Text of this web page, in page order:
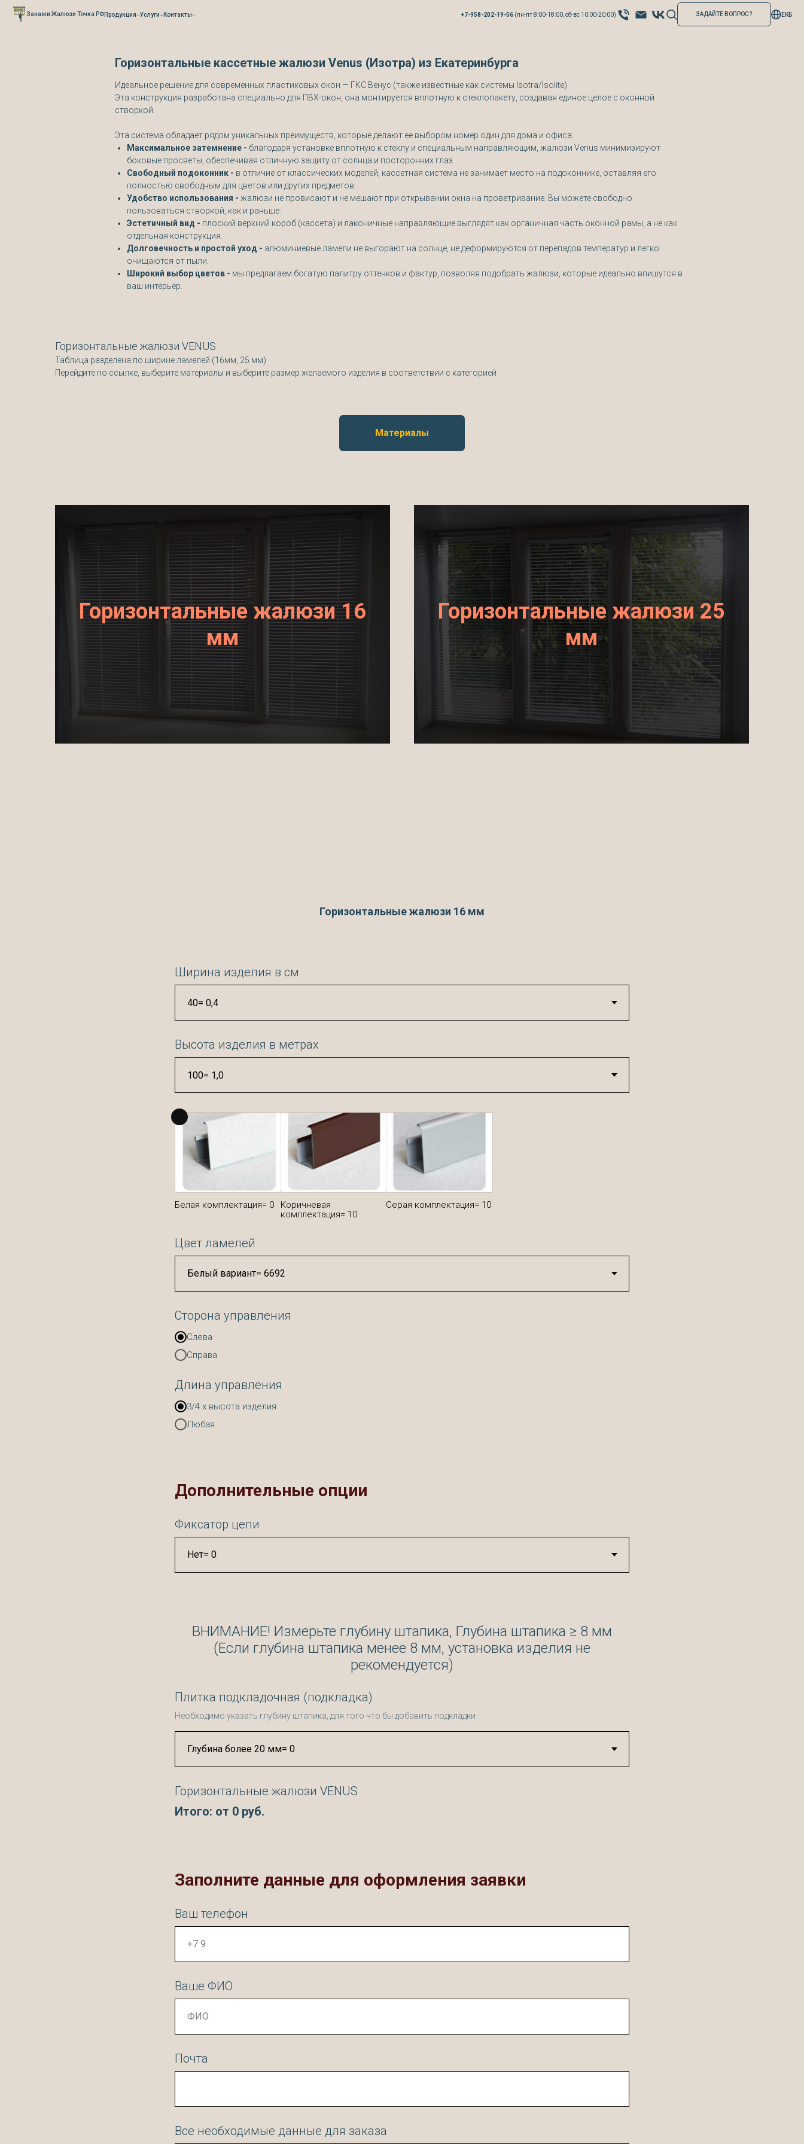
Verification: 0cefb66fb3527941
Закажи Жалюзи Точка РФПродукция Услуги Контакты +7-958-202-19-56 (пн-пт 8:00-18:00, сб-вс 10:00-20:00) ЗАДАЙТЕ ВОПРОС? ЕКБ
Горизонтальные кассетные жалюзи Venus (Изотра) из Екатеринбурга
Идеальное решение для современных пластиковых окон — ГКС Венус (также известные как системы Isotra/Isolite).
Эта конструкция разработана специально для ПВХ-окон, она монтируется вплотную к стеклопакету, создавая единое целое с оконной
створкой.
Эта система обладает рядом уникальных преимуществ, которые делают ее выбором номер один для дома и офиса:
Максимальное затемнение - благодаря установке вплотную к стеклу и специальным направляющим, жалюзи Venus минимизируют
боковые просветы, обеспечивая отличную защиту от солнца и посторонних глаз.
Свободный подоконник - в отличие от классических моделей, кассетная система не занимает место на подоконнике, оставляя его
полностью свободным для цветов или других предметов.
Удобство использования - жалюзи не провисают и не мешают при открывании окна на проветривание. Вы можете свободно
пользоваться створкой, как и раньше.
Эстетичный вид - плоский верхний короб (кассета) и лаконичные направляющие выглядят как органичная часть оконной рамы, а не как
отдельная конструкция.
Долговечность и простой уход - алюминиевые ламели не выгорают на солнце, не деформируются от перепадов температур и легко
очищаются от пыли.
Широкий выбор цветов - мы предлагаем богатую палитру оттенков и фактур, позволяя подобрать жалюзи, которые идеально впишутся в
ваш интерьер.
Горизонтальные жалюзи VENUS
Таблица разделена по ширине ламелей (16мм, 25 мм)
Перейдите по ссылке, выберите материалы и выберите размер желаемого изделия в соответствии с категорией
Материалы
Горизонтальные жалюзи 16
мм
Горизонтальные жалюзи 25
мм
Горизонтальные жалюзи 16 мм
Ширина изделия в см
Высота изделия в метрах
Белая комплектация= 0
Коричневая
комплектация= 10
Серая комплектация= 10
Цвет ламелей
Сторона управления
Слева
Справа
Длина управления
3/4 х высота изделия
Любая
Дополнительные опции
Фиксатор цепи
ВНИМАНИЕ! Измерьте глубину штапика, Глубина штапика ≥ 8 мм
(Если глубина штапика менее 8 мм, установка изделия не
рекомендуется)
Плитка подкладочная (подкладка)
Необходимо указать глубину штапика, для того что бы добавить подкладки
Горизонтальные жалюзи VENUS
Итого: от 0 руб.
Заполните данные для оформления заявки
Ваш телефон
Ваше ФИО
Почта
Все необходимые данные для заказа